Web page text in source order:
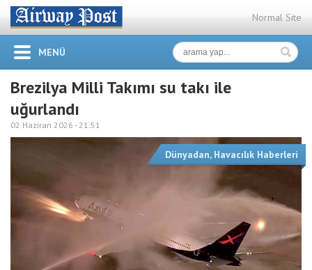
Normal Site
MENÜ
Brezilya Milli Takımı su takı ile
uğurlandı
02 Haziran 2026 -21:51
Dünyadan, Havacılık Haberleri